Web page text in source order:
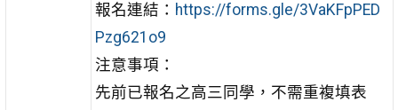
報名連結： https://forms.gle/3VaKFpPED
Pzg621o9
注意事項：
先前已報名之高三同學，不需重複填表